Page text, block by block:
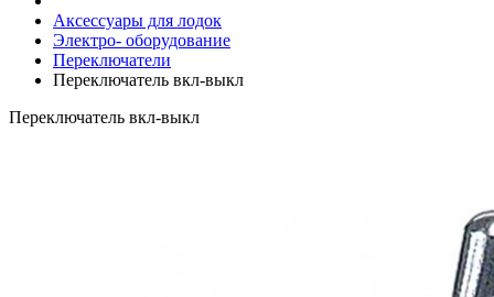
Аксессуары для лодок
Электро- оборудование
Переключатели
Переключатель вкл-выкл
Переключатель вкл-выкл